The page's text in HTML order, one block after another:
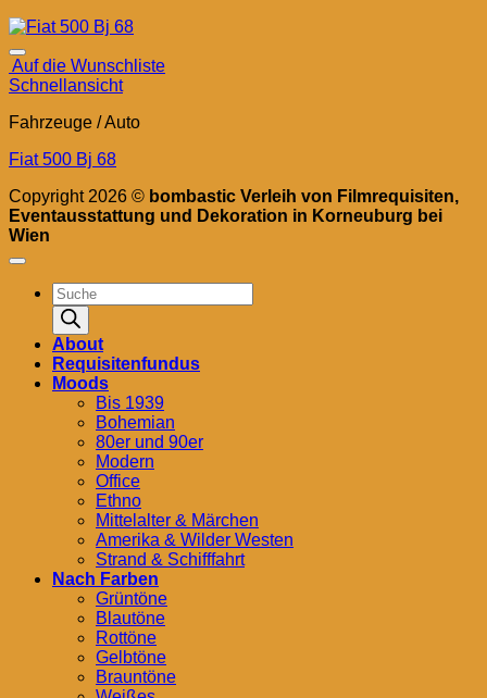
Auf die Wunschliste
Schnellansicht
Fahrzeuge / Auto
Fiat 500 Bj 68
Copyright 2026 © bombastic Verleih von Filmrequisiten,
Eventausstattung und Dekoration in Korneuburg bei
Wien
Products
search
About
Requisitenfundus
Moods
Bis 1939
Bohemian
80er und 90er
Modern
Office
Ethno
Mittelalter & Märchen
Amerika & Wilder Westen
Strand & Schifffahrt
Nach Farben
Grüntöne
Blautöne
Rottöne
Gelbtöne
Brauntöne